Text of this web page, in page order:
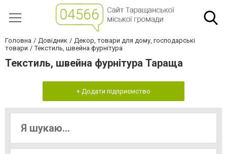
Головна Довідник
Декор, товари для дому, господарські
товари
Текстиль, швейна фурнітура
Текстиль, швейна фурнітура Тараща
+ Додати підприємство